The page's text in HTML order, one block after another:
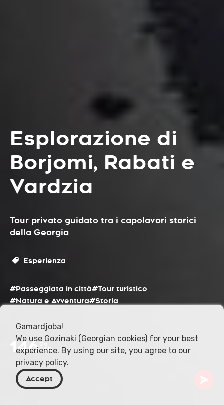
Esplorazione di
Borjomi, Rabati e
Vardzia
Tour privato guidato tra i capolavori storici
della Georgia
Esperienza
#Passeggiata in città#Tour turistico
#Natura e Avventura#Storia
146USD
Gamardjoba!
We use Gozinaki (Georgian cookies) for your best
experience. By using our site, you agree to our
privacy policy.
Accept